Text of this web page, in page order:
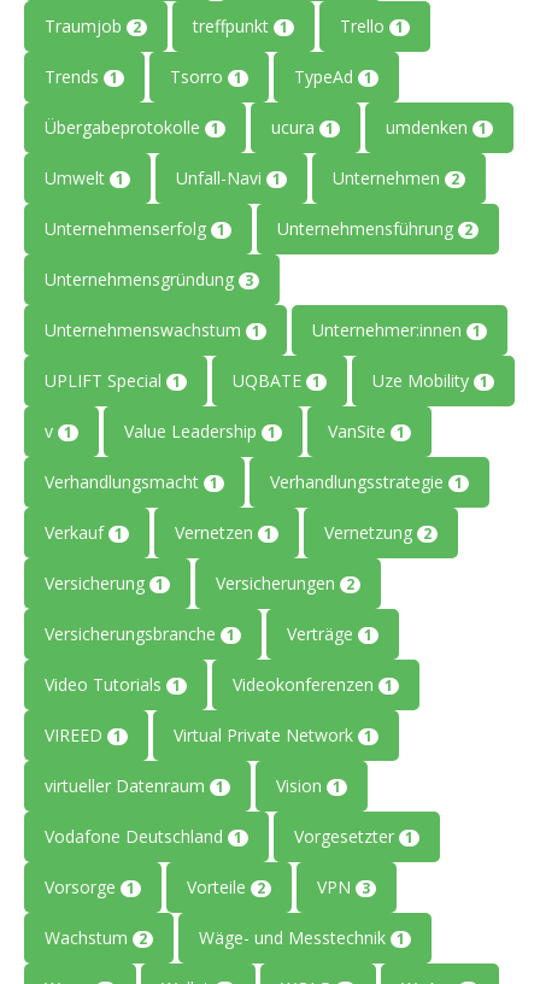
Traumjob 2 treffpunkt 1 Trello 1
Trends 1 Tsorro 1 TypeAd 1
Übergabeprotokolle 1 ucura 1 umdenken 1
Umwelt 1 Unfall-Navi 1 Unternehmen 2
Unternehmenserfolg 1 Unternehmensführung 2
Unternehmensgründung 3
Unternehmenswachstum 1 Unternehmer:innen 1
UPLIFT Special 1 UQBATE 1 Uze Mobility 1
v 1 Value Leadership 1 VanSite 1
Verhandlungsmacht 1 Verhandlungsstrategie 1
Verkauf 1 Vernetzen 1 Vernetzung 2
Versicherung 1 Versicherungen 2
Versicherungsbranche 1 Verträge 1
Video Tutorials 1 Videokonferenzen 1
VIREED 1 Virtual Private Network 1
virtueller Datenraum 1 Vision 1
Vodafone Deutschland 1 Vorgesetzter 1
Vorsorge 1 Vorteile 2 VPN 3
Wachstum 2 Wäge- und Messtechnik 1